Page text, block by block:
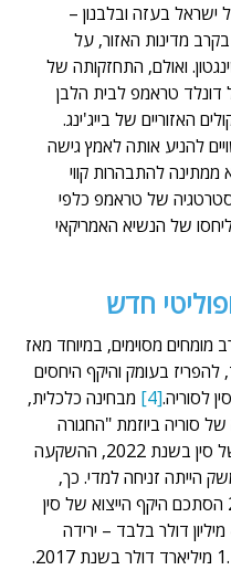
בעזה ובלבנון –
מדינות האזור, על
ואולם, התחזקותה של
דונלד טראמפ לבית הלבן
האזוריים של בייג'ינג.
להניע אותה לאמץ גישה
ממתינה להתבהרות קווי
של טראמפ כלפי
של הנשיא האמריקאי
חדש
מומחים מסוימים, במיוחד מאז
בעומק והיקף היחסים
לסוריה.[4]
מבחינה כלכלית,
סוריה ביוזמת "החגורה
והדרך" (BRI) של סין בשנת 2022, ההשקעה
הייתה זניחה למדי. כך,
למשל, ב-2022 הסתכם היקף הייצוא של סין
לסוריה בכ-424 מיליון דולר בלבד – ירידה